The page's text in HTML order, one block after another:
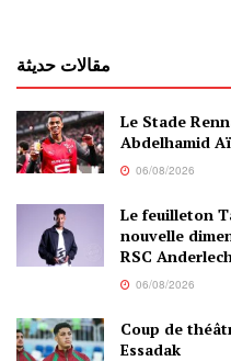
مقالات حديثة
Le Stade
Abdelhamid
06/08/2026
Le feuilleton
nouvelle
RSC
06/08/2026
Coup de
Essadak